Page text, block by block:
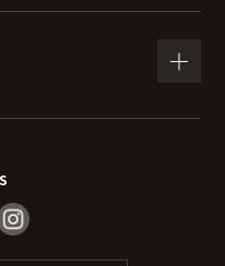
合は、お問い合わせ内
示等および問い合わ